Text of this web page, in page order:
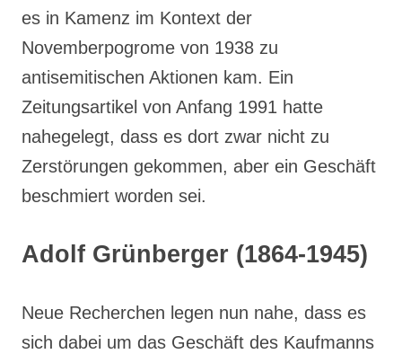
es in Kamenz im Kontext der
Novemberpogrome von 1938 zu
antisemitischen Aktionen kam. Ein
Zeitungsartikel von Anfang 1991 hatte
nahegelegt, dass es dort zwar nicht zu
Zerstörungen gekommen, aber ein Geschäft
beschmiert worden sei.
Adolf Grünberger (1864-1945)
Neue Recherchen legen nun nahe, dass es
sich dabei um das Geschäft des Kaufmanns